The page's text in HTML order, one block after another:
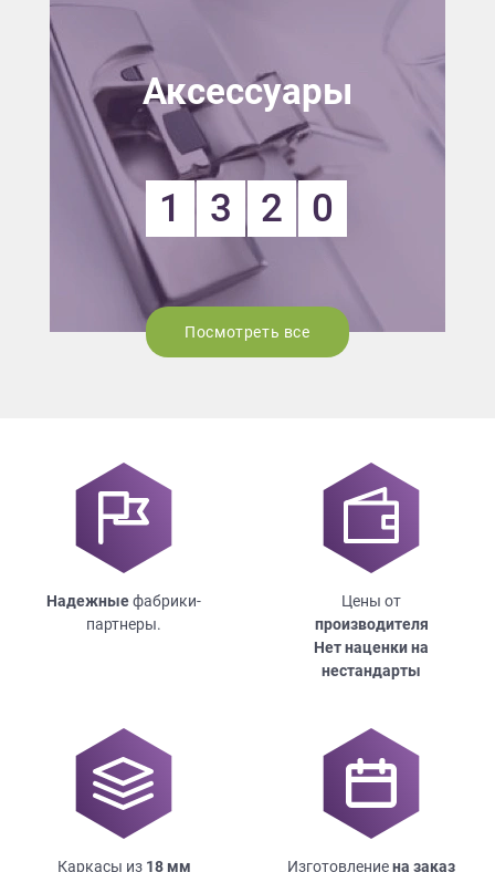
Аксессуары
1 3 2 0
Посмотреть все
Надежныефабрики-
партнеры.
Цены от
производителя
Нет наценки на
нестандарты
Каркасы из 18мм
Изготовлениена заказ